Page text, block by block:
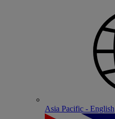
Asia Pacific - English